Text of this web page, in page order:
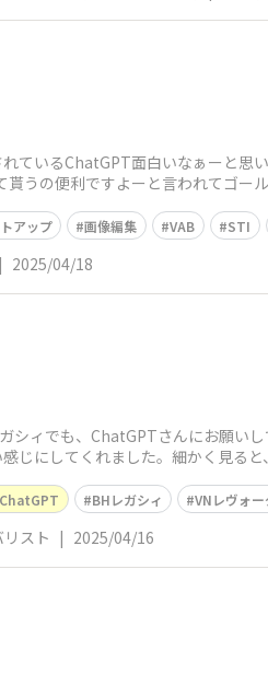
ているChatGPT面白いなぁーと思
うの便利ですよーと言われてゴ
アップ 画像編集 VAB STI
| 2025/04/18
シィでも、ChatGPTさんにお願い
じにしてくれました。細かく見る
ChatGPT BHレガシィ VNレヴォー
スト | 2025/04/16